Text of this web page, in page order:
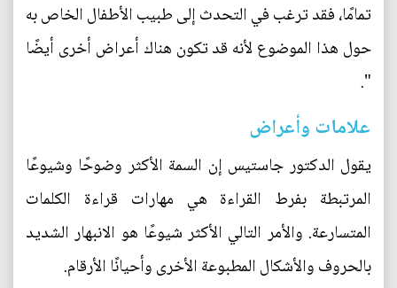
تمامًا، فقد ترغب في التحدث إلى طبيب الأطفال الخاص به
حول هذا الموضوع لأنه قد تكون هناك أعراض أخرى أيضًا
".
علامات وأعراض
يقول الدكتور جاستيس إن السمة الأكثر وضوحًا وشيوعًا
المرتبطة بفرط القراءة هي مهارات قراءة الكلمات
المتسارعة. والأمر التالي الأكثر شيوعًا هو الانبهار الشديد
بالحروف والأشكال المطبوعة الأخرى وأحيانًا الأرقام.